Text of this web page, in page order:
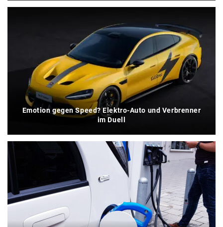
Emotion gegen Speed? Elektro-Auto und Verbrenner
im Duell